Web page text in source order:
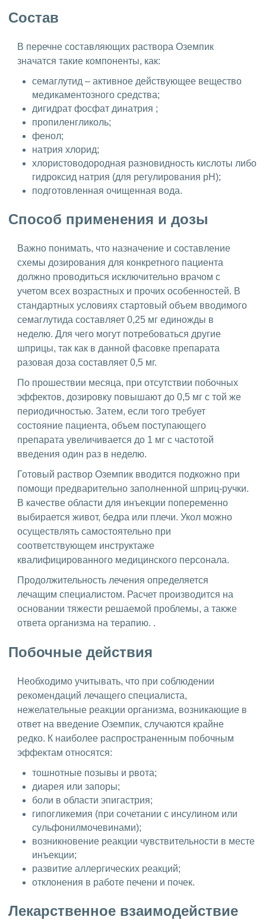
Состав
В перечне составляющих раствора Оземпик
значатся такие компоненты, как:
семаглутид – активное действующее вещество
медикаментозного средства;
дигидрат фосфат динатрия ;
пропиленгликоль;
фенол;
натрия хлорид;
хлористоводородная разновидность кислоты либо
гидроксид натрия (для регулирования pH);
подготовленная очищенная вода.
Способ применения и дозы
Важно понимать, что назначение и составление
схемы дозирования для конкретного пациента
должно проводиться исключительно врачом с
учетом всех возрастных и прочих особенностей. В
стандартных условиях стартовый объем вводимого
семаглутида составляет 0,25 мг единожды в
неделю. Для чего могут потребоваться другие
шприцы, так как в данной фасовке препарата
разовая доза составляет 0,5 мг.
По прошествии месяца, при отсутствии побочных
эффектов, дозировку повышают до 0,5 мг с той же
периодичностью. Затем, если того требует
состояние пациента, объем поступающего
препарата увеличивается до 1 мг с частотой
введения один раз в неделю.
Готовый раствор Оземпик вводится подкожно при
помощи предварительно заполненной шприц-ручки.
В качестве области для инъекции попеременно
выбирается живот, бедра или плечи. Укол можно
осуществлять самостоятельно при
соответствующем инструктаже
квалифицированного медицинского персонала.
Продолжительность лечения определяется
лечащим специалистом. Расчет производится на
основании тяжести решаемой проблемы, а также
ответа организма на терапию. .
Побочные действия
Необходимо учитывать, что при соблюдении
рекомендаций лечащего специалиста,
нежелательные реакции организма, возникающие в
ответ на введение Оземпик, случаются крайне
редко. К наиболее распространенным побочным
эффектам относятся:
тошнотные позывы и рвота;
диарея или запоры;
боли в области эпигастрия;
гипогликемия (при сочетании с инсулином или
сульфонилмочевинами);
возникновение реакции чувствительности в месте
инъекции;
развитие аллергических реакций;
отклонения в работе печени и почек.
Лекарственное взаимодействие